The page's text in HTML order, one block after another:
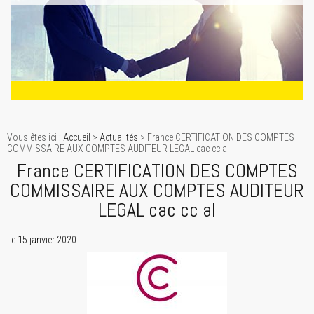
Vous êtes ici : Accueil > Actualités > France CERTIFICATION DES COMPTES
COMMISSAIRE AUX COMPTES AUDITEUR LEGAL cac cc al
France CERTIFICATION DES COMPTES
COMMISSAIRE AUX COMPTES AUDITEUR
LEGAL cac cc al
Le 15 janvier 2020